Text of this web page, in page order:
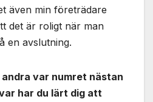
även min företrädare
det är roligt när man
en avslutning.
andra var numret nästan
har du lärt dig att